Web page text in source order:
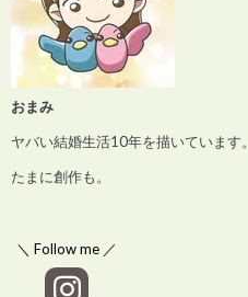
おまみ
ヤバい結婚生活10年を描いています。
たまに創作も。
＼ Follow me ／